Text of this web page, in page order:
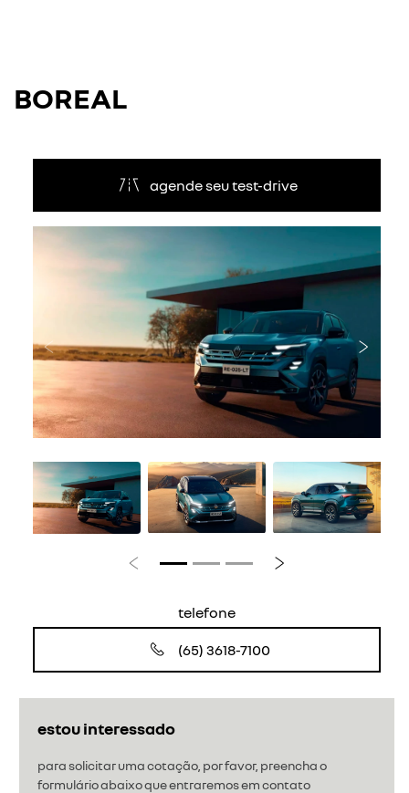
BOREAL
agende seu test-drive
estou interessado
para solicitar uma cotação, por favor, preencha o
formulário abaixo que entraremos em contato
Anterior
Anterior Próximo
telefone
(65) 3618-7100